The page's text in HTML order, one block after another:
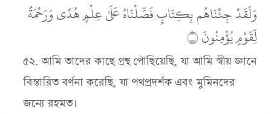
وَلَقَدْ جِئْنَاهُم بِكِتَابٍ فَصَّلْنَاهُ عَلَىٰ عِلْمٍ هُدًى وَرَحْمَةً
لِّقَوْمٍ يُؤْمِنُونَ ۝
৫২. আমি তাদের কাছে গ্রন্থ পৌছিয়েছি, যা আমি স্বীয় জ্ঞানে
বিস্তারিত বর্ণনা করেছি, যা পথপ্রদর্শক এবং মুমিনদের
জন্যে রহমত।